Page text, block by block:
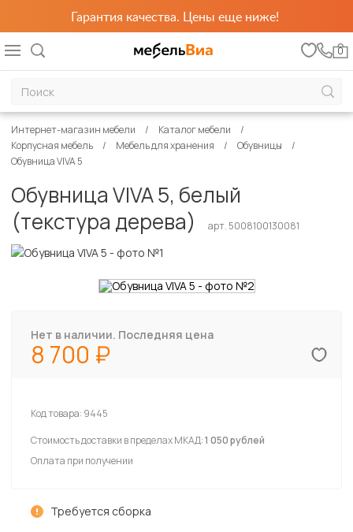
Гарантия качества. Цены еще ниже!
0
Интернет-магазин мебели
Каталог мебели
Корпусная мебель
Мебель для хранения
Обувницы
Обувница VIVA 5
Обувница VIVA 5, белый
(текстура дерева)
арт. 5008100130081
Нет в наличии. Последняя цена
8 700
Код товара: 9445
Стоимость доставки в пределах МКАД:1 050 рублей
Оплата при получении
Требуется сборка